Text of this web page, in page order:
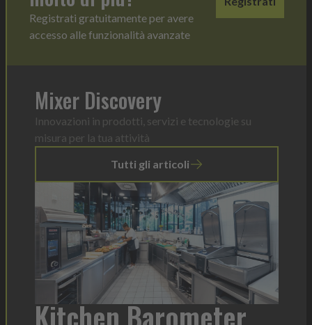
Registrati gratuitamente per avere
accesso alle funzionalità avanzate
Mixer Discovery
Innovazioni in prodotti, servizi e tecnologie su
misura per la tua attività
Tutti gli articoli
Kitchen Barometer